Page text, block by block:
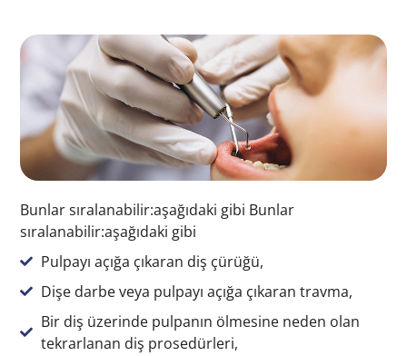
Bunlar sıralanabilir:aşağıdaki gibi Bunlar
sıralanabilir:aşağıdaki gibi
Pulpayı açığa çıkaran diş çürüğü,
Dişe darbe veya pulpayı açığa çıkaran travma,
Bir diş üzerinde pulpanın ölmesine neden olan
tekrarlanan diş prosedürleri,